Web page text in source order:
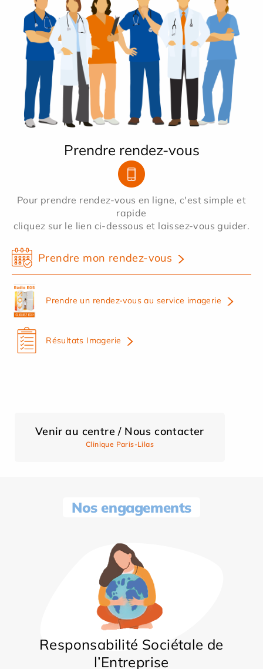
Prendre rendez-vous
Pour prendre rendez-vous en ligne, c'est simple et
rapide
cliquez sur le lien ci-dessous et laissez-vous guider.
Prendre mon rendez-vous
Prendre un rendez-vous au service imagerie
Résultats Imagerie
Venir au centre / Nous contacter
Clinique Paris-Lilas
Nos engagements
Responsabilité Sociétale de
l’Entreprise